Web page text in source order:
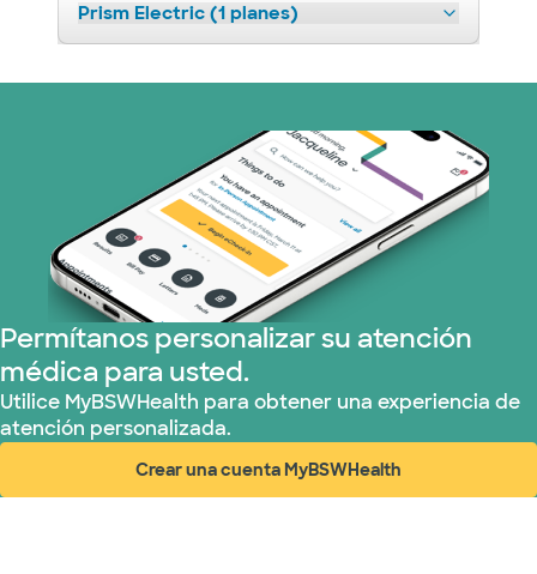
Prism Electric (1 planes)
Permítanos personalizar su atención
médica para usted.
Utilice MyBSWHealth para obtener una experiencia de
atención personalizada.
Crear una cuenta MyBSWHealth
(abre en ventana nueva)